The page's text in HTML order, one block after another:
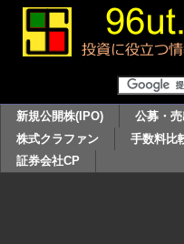
新規公開株(IPO) 公募・
株式クラファン
手数料比
証券会社CP